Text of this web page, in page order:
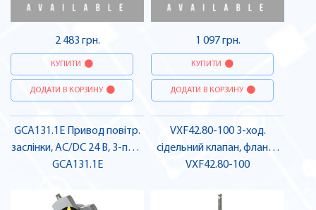
2 483 грн.
КУПИТИ
ДОДАТИ В КОРЗИНУ
1 097 грн.
КУПИТИ
ДОДАТИ В КОРЗИНУ
GCA131.1E Привод повітр.
заслінки, AC/DC 24 В, 3-поз.,
18 Нм, пруж., 90/15 с |
GCA131.1E
VXF42.80-100 3-ход.
сідельний клапан, фланц.,
PN16, DN80, kvs 100 |
VXF42.80-100